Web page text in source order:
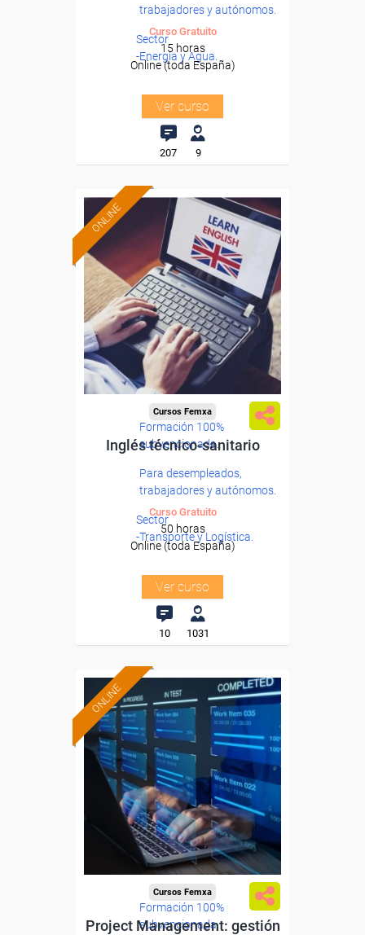
trabajadores y autónomos.
Sector
-Energía y Agua.
Curso Gratuito
15 horas
Online (toda España)
Ver curso
207 9
ONLINE
Formación 100%
subvencionada.
Para desempleados,
trabajadores y autónomos.
Sector
-Transporte y Logística.
Cursos Femxa
Inglés técnico-sanitario
Curso Gratuito
50 horas
Online (toda España)
Ver curso
10 1031
ONLINE
Formación 100%
subvencionada.
Cursos Femxa
Project Management: gestión